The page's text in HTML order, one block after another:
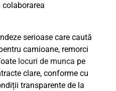
serioase care caută
camioane, remorci
locuri de munca pe
clare, conforme cu
transparente de la